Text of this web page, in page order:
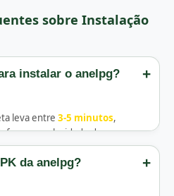
sobre Instalação
instalar o anelpg? +
leva entre 3-5 minutos,
e velocidade da sua
da anelpg? +